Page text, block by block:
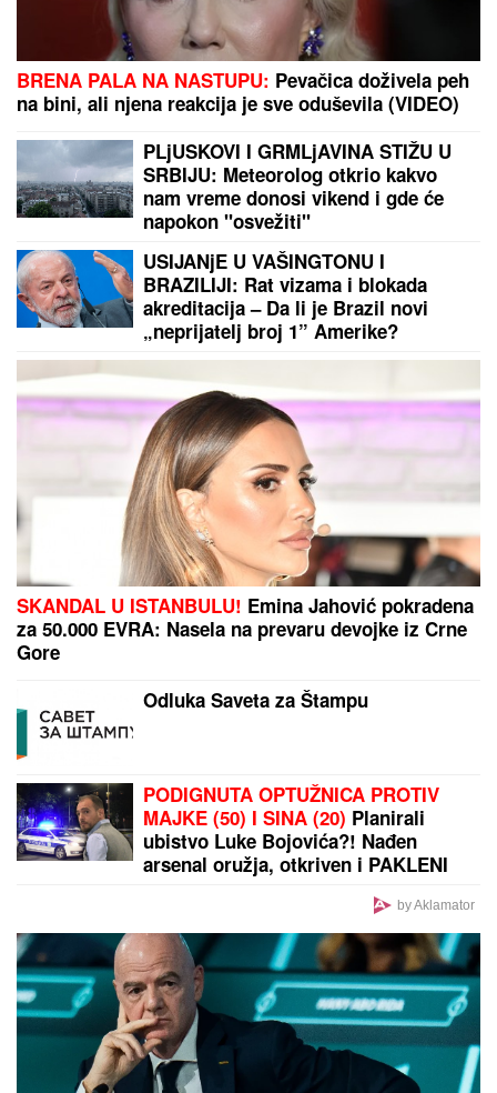
MNOGE OD OVIH PESAMA OBOŽAVATE
Ovo je 10
numera koje je Dino Merlin "ukrao" od stranih
izvođača - ostaćete u čudu kad vidite spisak
SAJAM KREATIVNOSTI NA MALOM
KALEMEGDANU:Međunarodna
izložba "Otisak umetnika" u
Paviljonu "Cvijeta Zuzorić" okupila
više od 200 učesnika
Nema promene plana - bojkot ostaje
na snazi!
BRENA PALA NA NASTUPU:Pevačica doživela peh
na bini, ali njena reakcija je sve oduševila (VIDEO)
PLjUSKOVI I GRMLjAVINA STIŽU U
SRBIJU: Meteorolog otkrio kakvo
nam vreme donosi vikend i gde će
napokon "osvežiti"
USIJANjE U VAŠINGTONU I
BRAZILIJI: Rat vizama i blokada
akreditacija – Da li je Brazil novi
„neprijatelj broj 1” Amerike?